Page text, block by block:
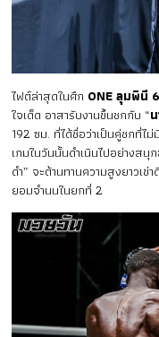
ไฟต์ล่าสุดในศึก ONE ลุมพินี
ใจเด็ด อาสารับงานขึ้นชกกับ “
192 ซม. ที่ได้ชื่อว่าเป็นคู่ชกที่ไ
เกมในวันนั้นดำเนินไปอย่างส
ดำ” จะต้านทานความสูงยาวเ
ยอมจำนนในยกที่ 2